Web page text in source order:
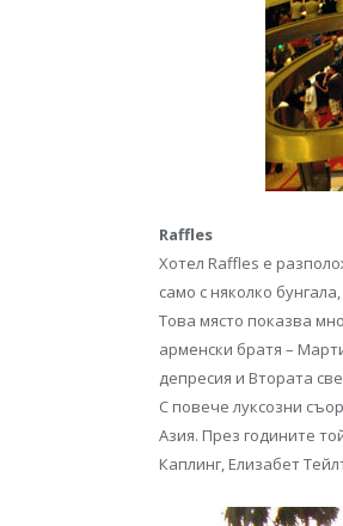
Raffles
Хотел Raffles е
само с няколко
Това място показва
арменски братя –
депресия и Втората
С повече луксозни
Азия. През годините
Каплинг, Елизабет